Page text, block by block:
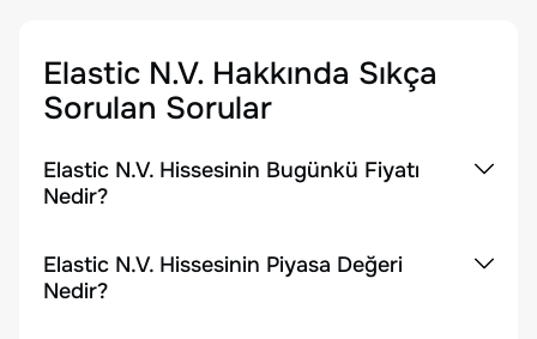
Elastic N.V. Hakkında Sıkça
Sorulan Sorular
Elastic N.V. Hissesinin Bugünkü Fiyatı
Nedir?
Elastic N.V. Hissesinin Piyasa Değeri
Nedir?